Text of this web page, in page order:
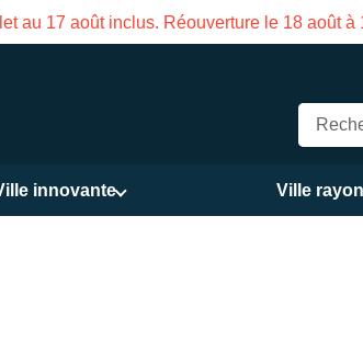
Vasco de Gama du 3 au 21 août
innovante Ville